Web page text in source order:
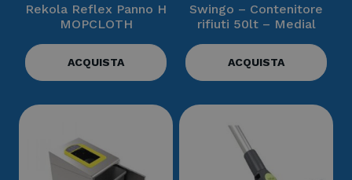
Rekola Reflex Panno H
MOPCLOTH
ACQUISTA
Swingo – Contenitore
rifiuti 50lt – Medial
ACQUISTA